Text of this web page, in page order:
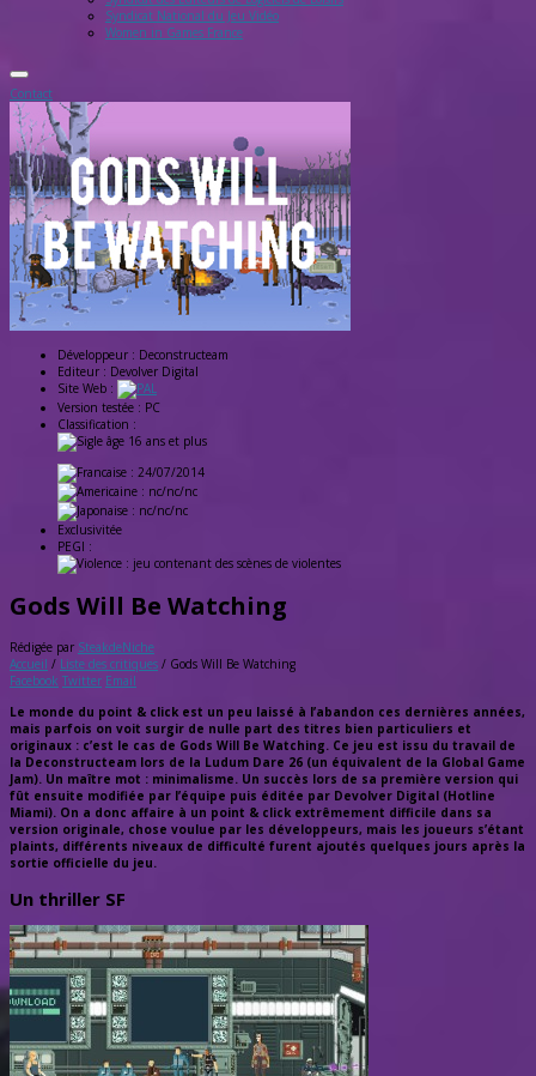
Syndicat National du Jeu Vidéo
Women in Games France
Contact
Développeur : Deconstructeam
Editeur : Devolver Digital
Site Web :
Version testée : PC
Classification :
: 24/07/2014
: nc/nc/nc
: nc/nc/nc
Exclusivitée
PEGI :
Gods Will Be Watching
Rédigée par SteakdeNiche
Accueil / Liste des critiques / Gods Will Be Watching
Facebook Twitter Email
Le monde du point & click est un peu laissé à l’abandon ces dernières années,
mais parfois on voit surgir de nulle part des titres bien particuliers et
originaux : c’est le cas de Gods Will Be Watching. Ce jeu est issu du travail de
la Deconstructeam lors de la Ludum Dare 26 (un équivalent de la Global Game
Jam). Un maître mot : minimalisme. Un succès lors de sa première version qui
fût ensuite modifiée par l’équipe puis éditée par Devolver Digital (Hotline
Miami). On a donc affaire à un point & click extrêmement difficile dans sa
version originale, chose voulue par les développeurs, mais les joueurs s’étant
plaints, différents niveaux de difficulté furent ajoutés quelques jours après la
sortie officielle du jeu.
Un thriller SF